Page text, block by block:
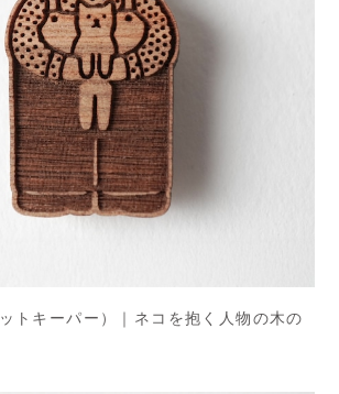
トキーパー）｜ネコを抱く人物の木の